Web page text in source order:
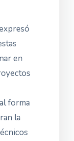
en
forma
la